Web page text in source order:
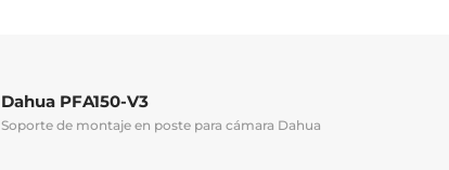
Dahua PFA150-V3
Soporte de montaje en poste para cámara Dahua